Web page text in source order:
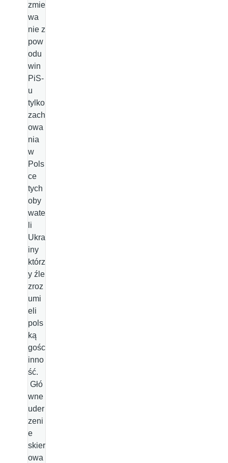
zmie
wa
nie z
pow
odu
win
PiS-
u
tylko
zach
owa
nia
w
Pols
ce
tych
oby
wate
li
Ukra
iny
którz
y źle
zroz
umi
eli
pols
ką
gośc
inno
ść.
Głó
wne
uder
zeni
e
skier
owa